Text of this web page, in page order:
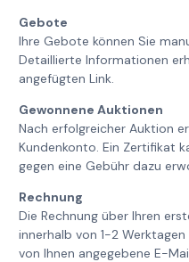
Gebote
Ihre Gebote können Sie
Detaillierte Informationen
angefügten Link.
Gewonnene Auktionen
Nach erfolgreicher Auktion
Kundenkonto. Ein Zertifikat
gegen eine Gebühr dazu
Rechnung
Die Rechnung über Ihren
innerhalb von 1-2 Werktagen
von Ihnen angegebene E-